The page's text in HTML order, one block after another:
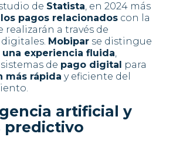
de Statista, en 2024 más
pagos relacionados con la
realizarán a través de
Mobipar se distingue
experiencia fluida,
de pago digital para
más rápida y eficiente del
artificial y
predictivo